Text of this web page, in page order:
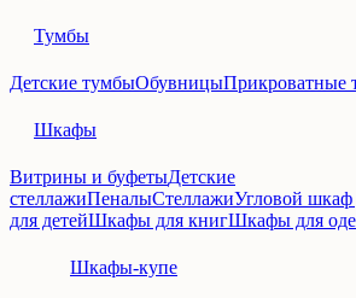
Тумбы
Детские тумбыОбувницыПрикроватные
Шкафы
Витрины и буфетыДетские
стеллажиПеналыСтеллажиУгловой
для детейШкафы для книгШкафы для
Шкафы-купе